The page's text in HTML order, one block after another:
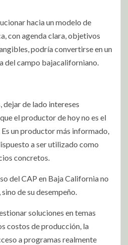
hacia un modelo de
con agenda clara, objetivos
podría convertirse en un
del campo bajacaliforniano.
de lado intereses
el productor de hoy no es el
Es un productor más informado,
a ser utilizado como
concretos.
del CAP en Baja California no
de su desempeño.
soluciones en temas
costos de producción, la
a programas realmente